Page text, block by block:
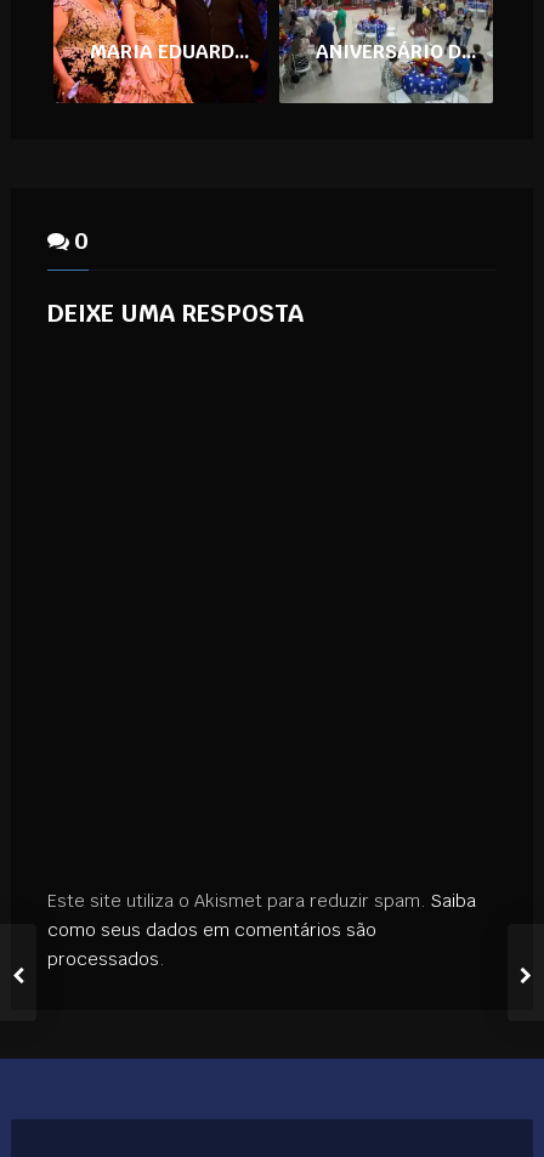
MARIA EDUARDA 15 ANOS ANIVERSÁRIO DO NICOLAS
0
DEIXE UMA RESPOSTA
Este site utiliza o Akismet para reduzir spam. Saiba
como seus dados em comentários são
processados.